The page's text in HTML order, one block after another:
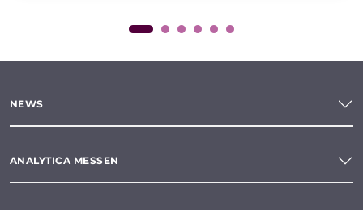
NEWS
ANALYTICA MESSEN